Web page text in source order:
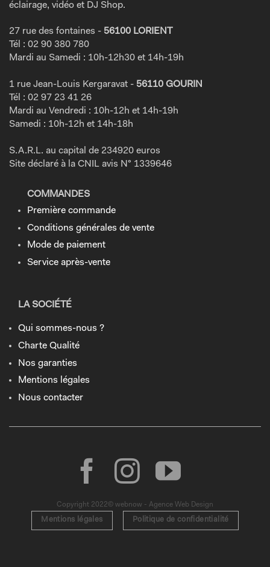
éclairage, vidéo et DJ Shop.
27 rue des fontaines - 56100 LORIENT
Tél : 02 90 380 780
Mardi au Samedi : 10h-12h30 et 14h-19h
1 rue Jean-Louis Kergaravat - 56110 GOURIN
Tél : 02 97 23 41 26
Mardi au Vendredi : 10h-12h et 14h-19h
Samedi : 10h-12h et 14h-18h
S.A.R.L. au capital de 234920 euros
Site déclaré à la CNIL avis N° 1339646
COMMANDES
Première commande
Conditions générales de vente
Mode de paiement
Service après-vente
LA SOCIÉTÉ
Qui sommes-nous ?
Charte Qualité
Nos garanties
Mentions légales
Nous contacter
Copyright 2022© webnow - Agence Web Design
Mentions légales Politique de confidentialité